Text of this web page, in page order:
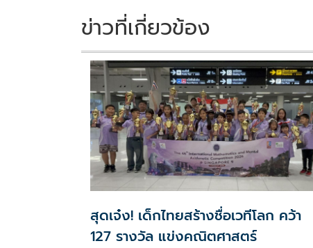
k k
ข่าวที่เกี่ยวข้อง
สุดเจ๋ง! เด็กไทยสร้างชื่อเวทีโลก คว้า
127 รางวัล แข่งคณิตศาสตร์